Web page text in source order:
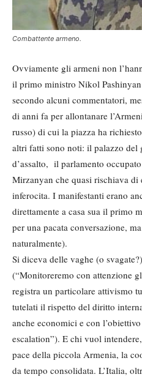
Combattente armeno.
Ovviamente gli armeni non
il primo ministro Nikol
secondo alcuni commentatori,
di anni fa per allontanare
russo) di cui la piazza ha
altri fatti sono noti: il palazzo del
d’assalto, il parlamento
Mirzanyan che quasi rischiava di
inferocita. I manifestanti erano
direttamente a casa sua il primo
per una pacata conversazione,
naturalmente).
Si diceva delle vaghe (o
(“Monitoreremo con attenzione
registra un particolare attivismo
tutelati il rispetto del diritto
anche economici e con
escalation”). E chi vuol
pace della piccola Armenia, la
da tempo consolidata. L’Italia,